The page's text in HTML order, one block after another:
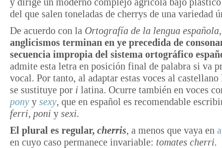
del que salen toneladas de cherrys de una variedad
De acuerdo con la Ortografía de la lengua española
anglicismos terminan en ye precedida de
secuencia impropia del sistema ortográfico
admite esta letra en posición final de palabra si va
vocal. Por tanto, al adaptar estas voces al
se sustituye por i latina. Ocurre también en voces
pony y sexy, que en español es recomendable
ferri, poni y sexi.
El plural es regular, cherris, a menos que vaya en
en cuyo caso permanece invariable: tomates cherri.